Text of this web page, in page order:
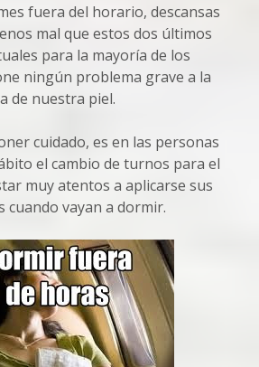
fuera del horario, descansas
mal que estos dos últimos
para la mayoría de los
ningún problema grave a la
de nuestra piel.
cuidado, es en las personas
el cambio de turnos para el
muy atentos a aplicarse sus
cuando vayan a dormir.